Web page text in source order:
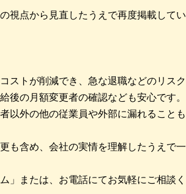
視点から見直したうえで再度掲載してい
ストが削減でき、急な退職などのリスク
後の月額変更者の確認なども安心です。
以外の他の従業員や外部に漏れることも
も含め、会社の実情を理解したうえで一
」または、お電話にてお気軽にご相談く